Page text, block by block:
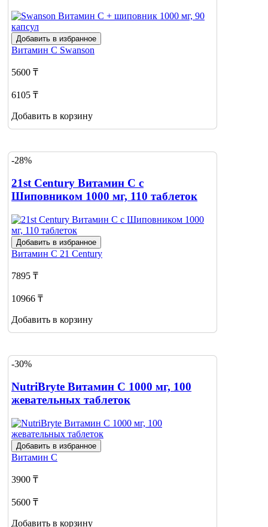
Добавить в избранное
Витамин С Swanson
5600 ₸
6105 ₸
Добавить в корзину
-28%
21st Century Витамин С с
Шиповником 1000 мг, 110 таблеток
Добавить в избранное
Витамин С 21 Century
7895 ₸
10966 ₸
Добавить в корзину
-30%
NutriBryte Витамин С 1000 мг, 100
жевательных таблеток
Добавить в избранное
Витамин С
3900 ₸
5600 ₸
Добавить в корзину